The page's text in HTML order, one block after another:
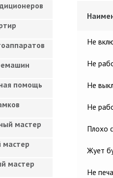
Не
Не
Не
Не
Плохо
Жует
Не
помощь
мастер
мастер
мастер